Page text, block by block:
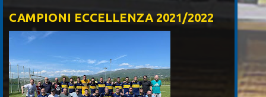
CAMPIONI ECCELLENZA 2021/2022